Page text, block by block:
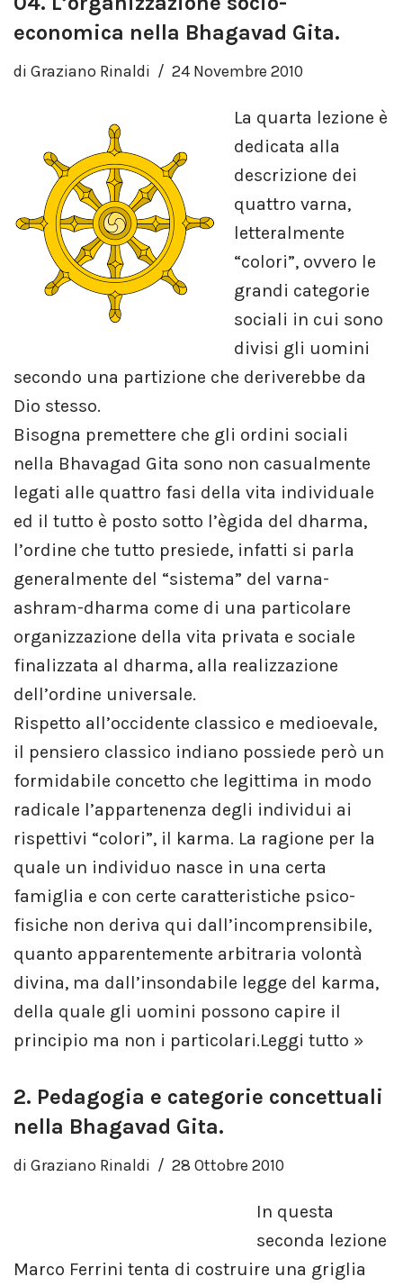
economica nella Bhagavad Gita.
di Graziano Rinaldi 24 Novembre 2010
La quarta lezione è
dedicata alla
descrizione dei
quattro varna,
letteralmente
“colori”, ovvero le
grandi categorie
sociali in cui sono
divisi gli uomini
secondo una partizione che deriverebbe da
Dio stesso.
Bisogna premettere che gli ordini sociali
nella Bhavagad Gita sono non casualmente
legati alle quattro fasi della vita individuale
ed il tutto è posto sotto l’ègida del dharma,
l’ordine che tutto presiede, infatti si parla
generalmente del “sistema” del varna-
ashram-dharma come di una particolare
organizzazione della vita privata e sociale
finalizzata al dharma, alla realizzazione
dell’ordine universale.
Rispetto all’occidente classico e medioevale,
il pensiero classico indiano possiede però un
formidabile concetto che legittima in modo
radicale l’appartenenza degli individui ai
rispettivi “colori”, il karma. La ragione per la
quale un individuo nasce in una certa
famiglia e con certe caratteristiche psico-
fisiche non deriva qui dall’incomprensibile,
quanto apparentemente arbitraria volontà
divina, ma dall’insondabile legge del karma,
della quale gli uomini possono capire il
principio ma non i particolari.Leggi tutto »
2. Pedagogia e categorie concettuali
nella Bhagavad Gita.
di Graziano Rinaldi 28 Ottobre 2010
In questa
seconda lezione
Marco Ferrini tenta di costruire una griglia